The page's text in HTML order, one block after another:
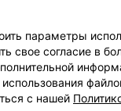
по вопросам
руководителю
настройки
персональных
параметры
свое согласие в
с нашей